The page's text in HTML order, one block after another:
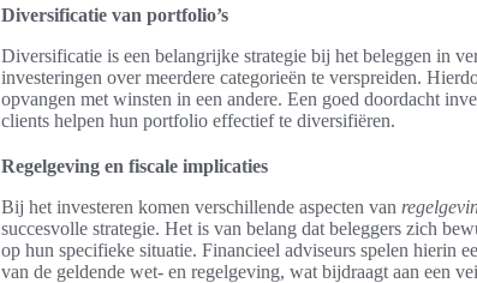
Diversificatie van portfolio’s
Diversificatie is een belangrijke strategie bij het beleggen in
investeringen over meerdere categorieën te verspreiden.
opvangen met winsten in een andere. Een goed doordacht
clients helpen hun portfolio effectief te diversifiëren.
Regelgeving en fiscale implicaties
Bij het investeren komen verschillende aspecten van
succesvolle strategie. Het is van belang dat beleggers zich
op hun specifieke situatie. Financieel adviseurs spelen hierin
van de geldende wet- en regelgeving, wat bijdraagt aan een